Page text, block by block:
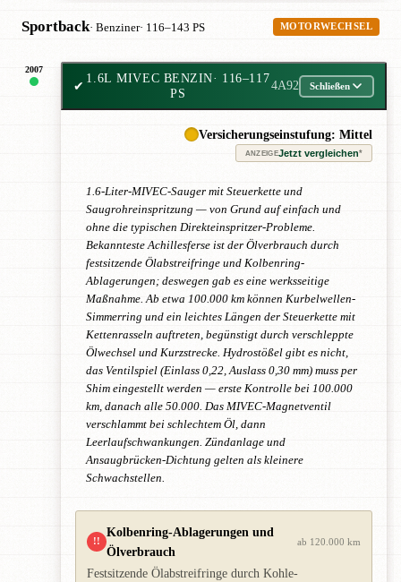
Sportback· Benziner· 116–143 PS MOTORWECHSEL
2007
✔
1.6L MIVEC BENZIN· 116–117
PS
4A92 Schließen
Versicherungseinstufung: Mittel
ANZEIGEJetzt vergleichen*
1.6-Liter-MIVEC-Sauger mit Steuerkette und
Saugrohreinspritzung — von Grund auf einfach und
ohne die typischen Direkteinspritzer-Probleme.
Bekannteste Achillesferse ist der Ölverbrauch durch
festsitzende Ölabstreifringe und Kolbenring-
Ablagerungen; deswegen gab es eine werksseitige
Maßnahme. Ab etwa 100.000 km können Kurbelwellen-
Simmerring und ein leichtes Längen der Steuerkette mit
Kettenrasseln auftreten, begünstigt durch verschleppte
Ölwechsel und Kurzstrecke. Hydrostößel gibt es nicht,
das Ventilspiel (Einlass 0,22, Auslass 0,30 mm) muss per
Shim eingestellt werden — erste Kontrolle bei 100.000
km, danach alle 50.000. Das MIVEC-Magnetventil
verschlammt bei schlechtem Öl, dann
Leerlaufschwankungen. Zündanlage und
Ansaugbrücken-Dichtung gelten als kleinere
Schwachstellen.
!!
Kolbenring-Ablagerungen und
Ölverbrauch
ab 120.000 km
Festsitzende Ölabstreifringe durch Kohle-